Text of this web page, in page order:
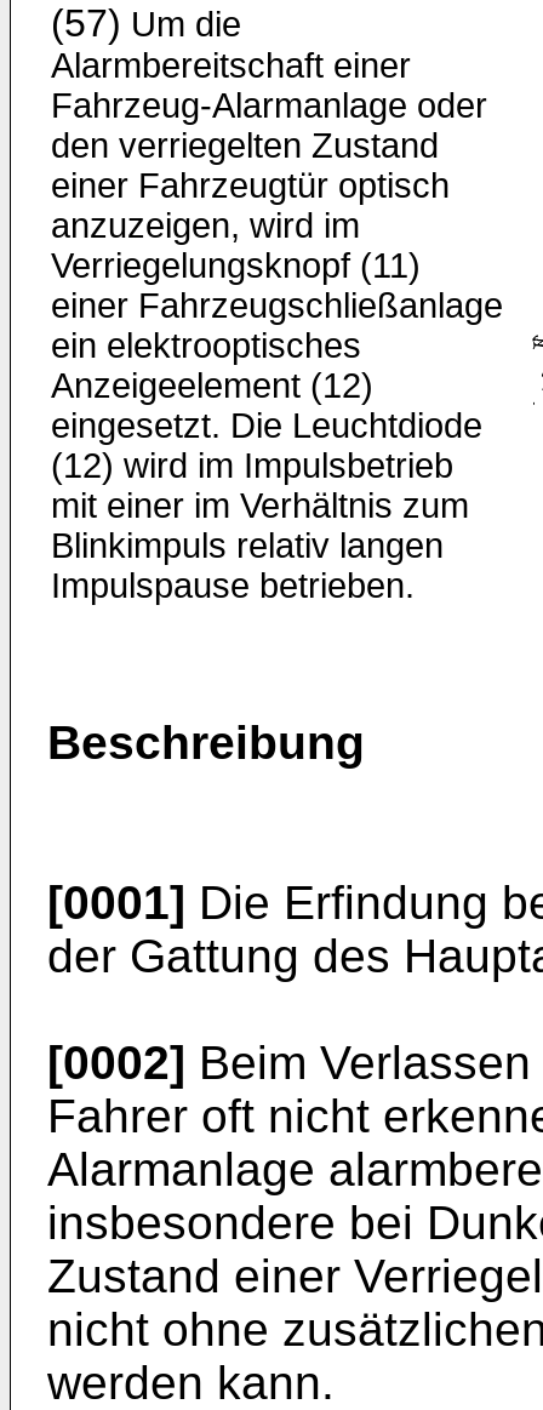
(57) Um die
Alarmbereitschaft einer
Fahrzeug-Alarmanlage oder
den verriegelten Zustand
einer Fahrzeugtür optisch
anzuzeigen, wird im
Verriegelungsknopf (11)
einer Fahrzeugschließanlage
ein elektrooptisches
Anzeigeelement (12)
eingesetzt. Die Leuchtdiode
(12) wird im Impulsbetrieb
mit einer im Verhältnis zum
Blinkimpuls relativ langen
Impulspause betrieben.
Beschreibung
[0001] Die Erfindung
der Gattung des
[0002] Beim
Fahrer oft nicht
Alarmanlage
insbesondere bei
Zustand einer
nicht ohne
werden kann.